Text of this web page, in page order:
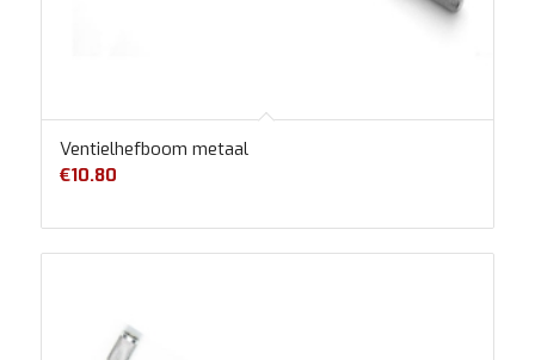
Ventielhefboom metaal
€10.80